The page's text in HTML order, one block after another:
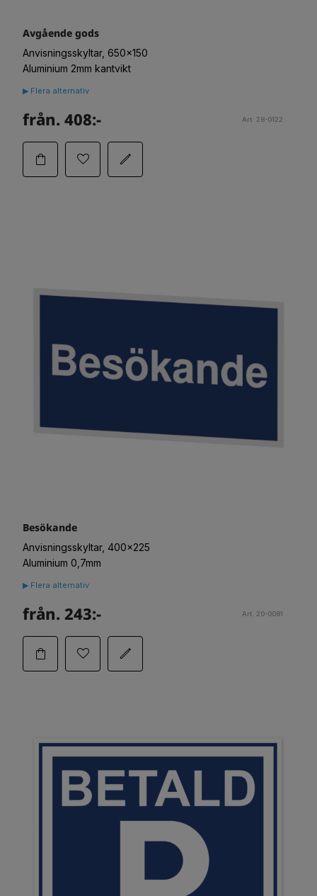
Avgående gods
Anvisningsskyltar, 650x150
Aluminium 2mm kantvikt
▶ Flera alternativ
från. 408:- Art. 28-0122
Besökande
Anvisningsskyltar, 400x225
Aluminium 0,7mm
▶ Flera alternativ
från. 243:- Art. 20-0081